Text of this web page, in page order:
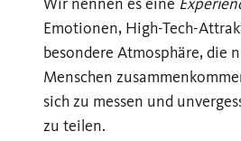
Emotionen, High-Tech-
besondere Atmosphäre, die
Menschen
sich zu messen und
zu teilen.